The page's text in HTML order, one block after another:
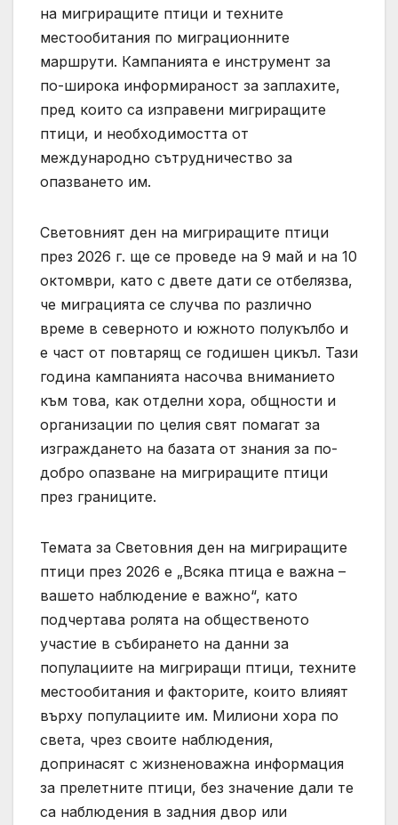
на мигриращите птици и техните
местообитания по миграционните
маршрути. Кампанията е инструмент за
по-широка информираност за заплахите,
пред които са изправени мигриращите
птици, и необходимостта от
международно сътрудничество за
опазването им.
Световният ден на мигриращите птици
през 2026 г. ще се проведе на 9 май и на 10
октомври, като с двете дати се отбелязва,
че миграцията се случва по различно
време в северното и южното полукълбо и
е част от повтарящ се годишен цикъл. Тази
година кампанията насочва вниманието
към това, как отделни хора, общности и
организации по целия свят помагат за
изграждането на базата от знания за по-
добро опазване на мигриращите птици
през границите.
Темата за Световния ден на мигриращите
птици през 2026 е „Всяка птица е важна –
вашето наблюдение е важно“, като
подчертава ролята на общественото
участие в събирането на данни за
популациите на мигриращи птици, техните
местообитания и факторите, които влияят
върху популациите им. Милиони хора по
света, чрез своите наблюдения,
допринасят с жизненоважна информация
за прелетните птици, без значение дали те
са наблюдения в задния двор или